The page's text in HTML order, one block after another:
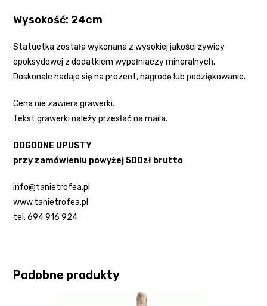
Wysokość: 24cm
Statuetka została wykonana z wysokiej jakości żywicy
epoksydowej z dodatkiem wypełniaczy mineralnych.
Doskonale nadaje się na prezent, nagrodę lub podziękowanie.
Cena nie zawiera grawerki.
Tekst grawerki należy przesłać na maila.
DOGODNE UPUSTY
przy zamówieniu powyżej 500zł brutto
info@tanietrofea.pl
www.tanietrofea.pl
tel. 694 916 924
Podobne produkty